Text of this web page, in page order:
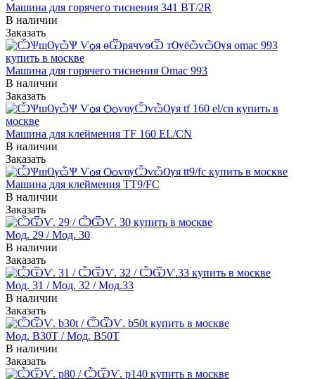
Машина для горячего тиснения 341 BT/2R
В наличии
Заказать
Машина для горячего тиснения Omac 993
В наличии
Заказать
Машина для клеймения TF 160 EL/CN
В наличии
Заказать
Машина для клеймения TT9/FC
В наличии
Заказать
Мод. 29 / Мод. 30
В наличии
Заказать
Мод. 31 / Мод. 32 / Мод.33
В наличии
Заказать
Мод. B30T / Мод. B50T
В наличии
Заказать